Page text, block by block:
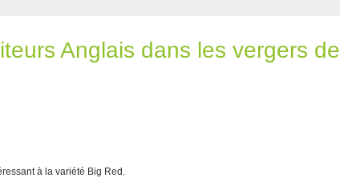
Anglais dans les vergers de
à la variété Big Red.